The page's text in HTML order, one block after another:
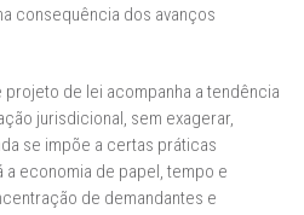
consequência dos avanços
de lei acompanha a tendência
jurisdicional, sem exagerar,
se impõe a certas práticas
economia de papel, tempo e
de demandantes e